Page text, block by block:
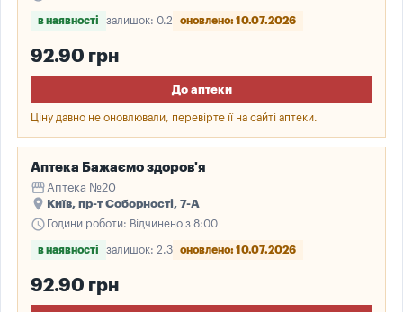
в наявності залишок: 0.2 оновлено: 10.07.2026
92.90 грн
До аптеки
Ціну давно не оновлювали, перевірте її на сайті аптеки.
Аптека Бажаємо здоров'я
storefront Аптека №20
place Київ, пр-т Соборності, 7-А
schedule Години роботи: Відчинено з 8:00
в наявності залишок: 2.3 оновлено: 10.07.2026
92.90 грн